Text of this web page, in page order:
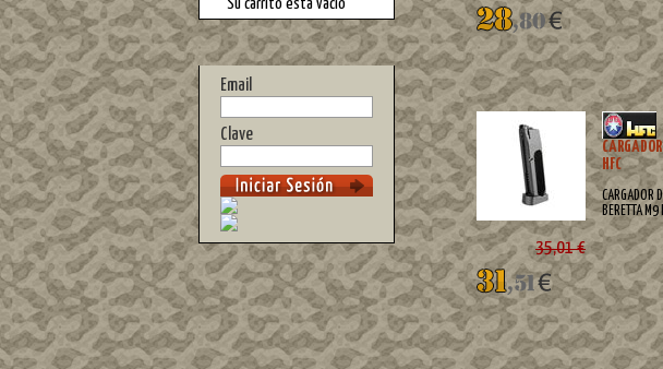
HFC
CARGADOR
BERETTA M9
35,01 €
Su carrito está vacío
Email
Clave